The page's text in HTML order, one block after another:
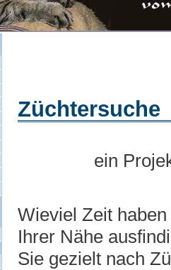
Züchtersuche
ein
Wieviel Zeit
Ihrer Nähe
Sie gezielt nach